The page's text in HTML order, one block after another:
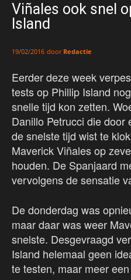
Viñales ook snel
Island
19/02/2016 door Redactie
Eerder deze week
tests op Phillip Island
snelle tijd kon zetten.
Danillo Petrucci die
de snelste tijd wist te
Maverick Viñales op
houden. De Spanjaard
vervolgens de sensatie
De donderdag was
maar daar was weer
snelste. Desgevraagd
Island helemaal geen
te testen, maar meer